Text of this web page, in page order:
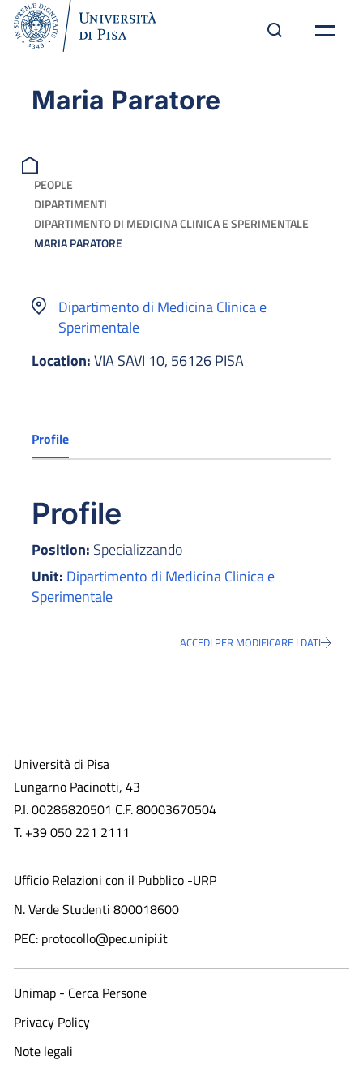
Maria Paratore
PEOPLE
DIPARTIMENTI
DIPARTIMENTO DI MEDICINA CLINICA E SPERIMENTALE
MARIA PARATORE
Dipartimento di Medicina Clinica e
Sperimentale
Location:VIA SAVI 10, 56126 PISA
Profile
Profile
Position: Specializzando
Unit: Dipartimento di Medicina Clinica e
Sperimentale
ACCEDI PER MODIFICARE I DATI
Università di Pisa
Lungarno Pacinotti, 43
P.I. 00286820501 C.F. 80003670504
T. +39 050 221 2111
Ufficio Relazioni con il Pubblico -URP
N. Verde Studenti 800018600​
PEC: protocollo@pec.unipi.it
Unimap - Cerca Persone
Privacy Policy
Note legali